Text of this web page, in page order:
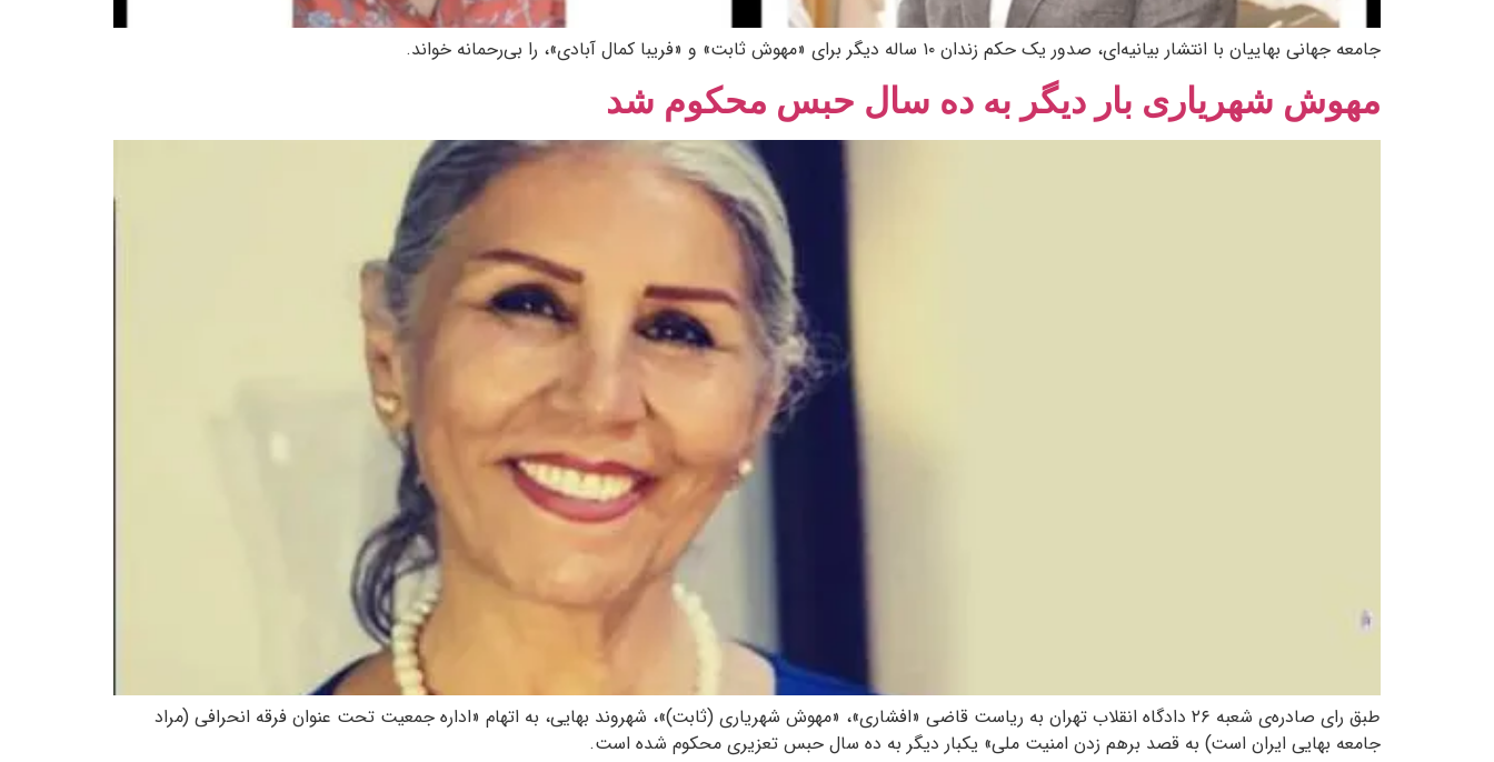
جامعه جهانی بهاییان با انتشار بیانیه‌ای، صدور یک حکم زندان ۱۰ ساله دیگر برای «مهوش ثابت» و «فریبا کمال آبادی»، را بی‌رحمانه خواند.
مهوش شهریاری بار دیگر به ده سال حبس محکوم شد
طبق رای صادره‌ی شعبه ۲۶ دادگاه انقلاب تهران به ریاست قاضی «افشاری»، «مهوش شهریاری (ثابت)»، شهروند بهایی، به اتهام «اداره جمعیت تحت عنوان فرقه انحرافی (مراد
جامعه بهایی ایران است) به قصد برهم زدن امنیت ملی» یکبار دیگر به ده سال حبس تعزیری محکوم شده است.